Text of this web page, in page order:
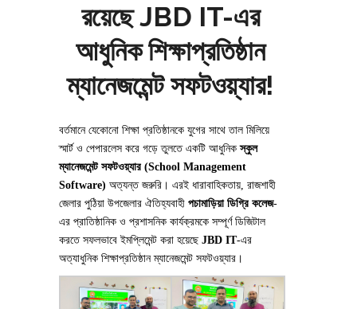
রয়েছে JBD IT-এর
আধুনিক শিক্ষাপ্রতিষ্ঠান
ম্যানেজমেন্ট সফটওয়্যার!
বর্তমানে যেকোনো শিক্ষা প্রতিষ্ঠানকে যুগের সাথে তাল মিলিয়ে
স্মার্ট ও পেপারলেস করে গড়ে তুলতে একটি আধুনিকস্কুল
ম্যানেজমেন্ট সফটওয়্যার (School Management
Software) অত্যন্ত জরুরি। এরই ধারাবাহিকতায়, রাজশাহী
জেলার পুঠিয়া উপজেলার ঐতিহ্যবাহী পচামাড়িয়া ডিগ্রি কলেজ-
এর প্রাতিষ্ঠানিক ও প্রশাসনিক কার্যক্রমকে সম্পূর্ণ ডিজিটাল
করতে সফলভাবে ইমপ্লিমেন্ট করা হয়েছে JBD IT-এর
অত্যাধুনিক শিক্ষাপ্রতিষ্ঠান ম্যানেজমেন্ট সফটওয়্যার।